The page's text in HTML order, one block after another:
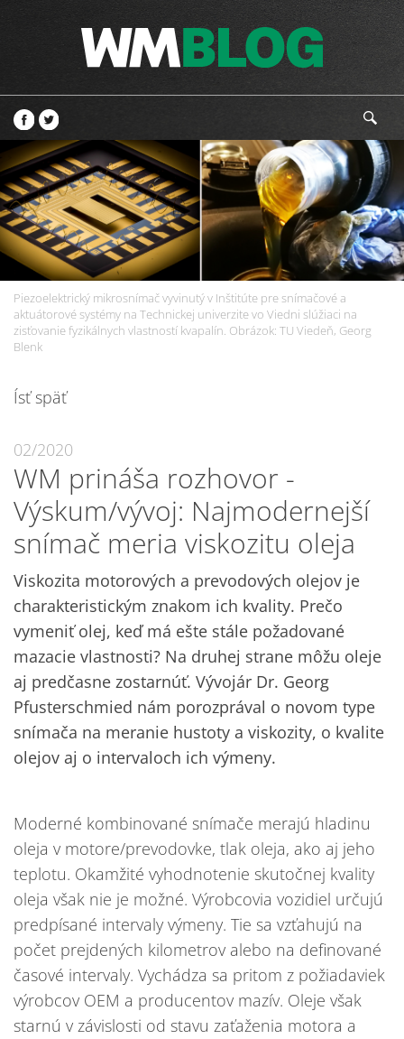
Piezoelektrický mikrosnímač vyvinutý v Inštitúte pre snímačové a
aktuátorové systémy na Technickej univerzite vo Viedni slúžiaci na
zisťovanie fyzikálnych vlastností kvapalín. Obrázok: TU Viedeň, Georg
Blenk
Ísť späť
02/2020
WM prináša rozhovor -
Výskum/vývoj: Najmodernejší
snímač meria viskozitu oleja
Viskozita motorových a prevodových olejov je
charakteristickým znakom ich kvality. Prečo
vymeniť olej, keď má ešte stále požadované
mazacie vlastnosti? Na druhej strane môžu oleje
aj predčasne zostarnúť. Vývojár Dr. Georg
Pfusterschmied nám porozprával o novom type
snímača na meranie hustoty a viskozity, o kvalite
olejov aj o intervaloch ich výmeny.
Moderné kombinované snímače merajú hladinu
oleja v motore/prevodovke, tlak oleja, ako aj jeho
teplotu. Okamžité vyhodnotenie skutočnej kvality
oleja však nie je možné. Výrobcovia vozidiel určujú
predpísané intervaly výmeny. Tie sa vzťahujú na
počet prejdených kilometrov alebo na definované
časové intervaly. Vychádza sa pritom z požiadaviek
výrobcov OEM a producentov mazív. Oleje však
starnú v závislosti od stavu zaťaženia motora a